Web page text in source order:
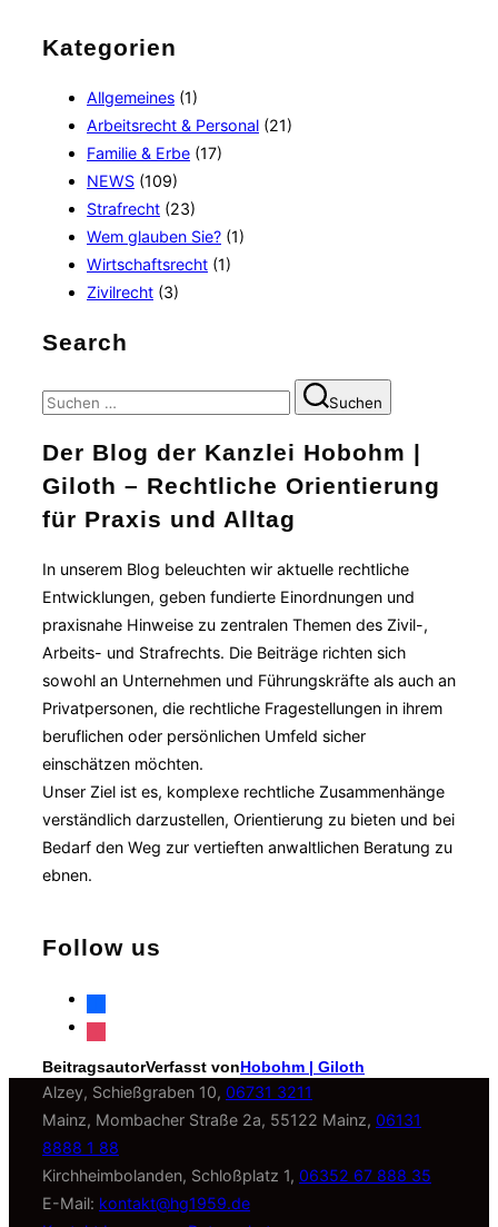
Kategorien
Allgemeines (1)
Arbeitsrecht & Personal (21)
Familie & Erbe (17)
NEWS (109)
Strafrecht (23)
Wem glauben Sie? (1)
Wirtschaftsrecht (1)
Zivilrecht (3)
Search
Suchen
nach:
Suchen
Der Blog der Kanzlei Hobohm |
Giloth – Rechtliche Orientierung
für Praxis und Alltag
In unserem Blog beleuchten wir aktuelle rechtliche
Entwicklungen, geben fundierte Einordnungen und
praxisnahe Hinweise zu zentralen Themen des Zivil-,
Arbeits- und Strafrechts. Die Beiträge richten sich
sowohl an Unternehmen und Führungskräfte als auch an
Privatpersonen, die rechtliche Fragestellungen in ihrem
beruflichen oder persönlichen Umfeld sicher
einschätzen möchten.
Unser Ziel ist es, komplexe rechtliche Zusammenhänge
verständlich darzustellen, Orientierung zu bieten und bei
Bedarf den Weg zur vertieften anwaltlichen Beratung zu
ebnen.
Follow us
facebook
instagram
BeitragsautorVerfasst vonHobohm | Giloth
Alzey, Schießgraben 10, 06731 3211
Mainz, Mombacher Straße 2a, 55122 Mainz, 06131
8888 1 88
Kirchheimbolanden, Schloßplatz 1, 06352 67 888 35
E-Mail: kontakt@hg1959.de